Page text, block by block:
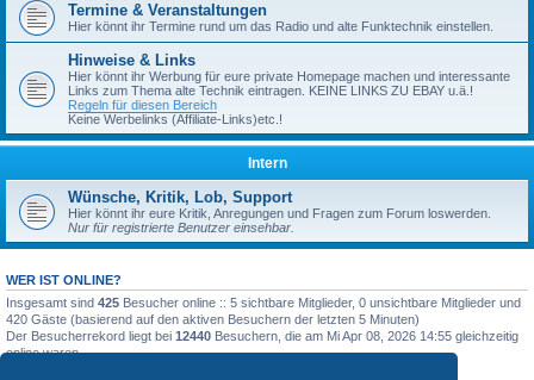
Termine & Veranstaltungen
Hier könnt ihr Termine rund um das Radio und alte Funktechnik einstellen.
Hinweise & Links
Hier könnt ihr Werbung für eure private Homepage machen und interessante
Links zum Thema alte Technik eintragen. KEINE LINKS ZU EBAY u.ä.!
Regeln für diesen Bereich
Keine Werbelinks (Affiliate-Links)etc.!
Intern
Wünsche, Kritik, Lob, Support
Hier könnt ihr eure Kritik, Anregungen und Fragen zum Forum loswerden.
Nur für registrierte Benutzer einsehbar.
WER IST ONLINE?
Insgesamt sind 425 Besucher online :: 5 sichtbare Mitglieder, 0 unsichtbare Mitglieder und
420 Gäste (basierend auf den aktiven Besuchern der letzten 5 Minuten)
Der Besucherrekord liegt bei 12440 Besuchern, die am Mi Apr 08, 2026 14:55 gleichzeitig
online waren.